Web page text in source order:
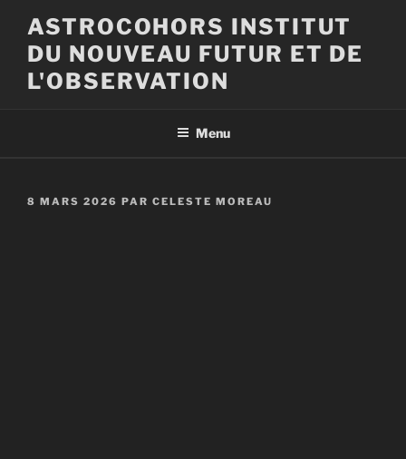
contenu
principal
ASTROCOHORS INSTITUT
DU NOUVEAU FUTUR ET DE
L'OBSERVATION
Menu
PUBLIÉ
8 MARS 2026 PAR CELESTE MOREAU